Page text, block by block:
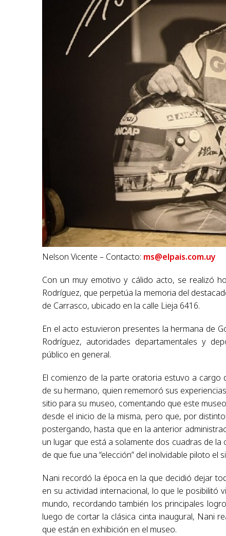
Nelson Vicente – Contacto: ms@elpais.com.uy
Con un muy emotivo y cálido acto, se realizó
Rodríguez, que perpetúa la memoria del
de Carrasco, ubicado en la calle Lieja 6416.
En el acto estuvieron presentes la hermana de
Rodríguez, autoridades departamentales y
público en general.
El comienzo de la parte oratoria estuvo a cargo
de su hermano, quien rememoró sus
sitio para su museo, comentando que este
desde el inicio de la misma, pero que, por
postergando, hasta que en la anterior
un lugar que está a solamente dos cuadras de
de que fue una “elección” del inolvidable piloto el
Nani recordó la época en la que decidió dejar
en su actividad internacional, lo que le posibilitó
mundo, recordando también los principales
luego de cortar la clásica cinta inaugural, Nani
que están en exhibición en el museo.